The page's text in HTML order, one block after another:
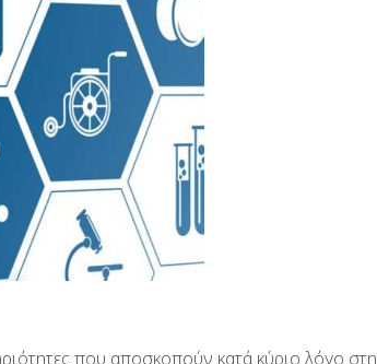
που αποσκοπούν κατά κύριο λόγο στη